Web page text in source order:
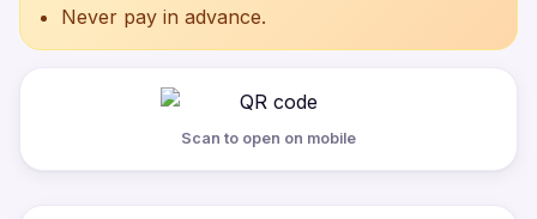
Never pay in advance.
Scan to open on mobile